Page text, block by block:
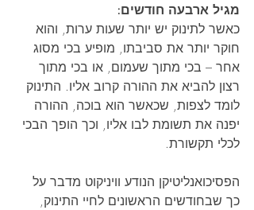
מגיל ארבעה חודשים:
כאשר לתינוק יש יותר שעות ערות, והוא
חוקר יותר את סביבתו, מופיע בכי מסוג
אחר – בכי מתוך שעמום, או בכי מתוך
רצון להביא את ההורה קרוב אליו. התינוק
לומד לצפות, שכאשר הוא בוכה, ההורה
יפנה את תשומת לבו אליו, וכך הופך הבכי
לכלי תקשורת.
הפסיכואנליטיקן הנודע וויניקוט מדבר על
כך שבחודשים הראשונים לחיי התינוק,